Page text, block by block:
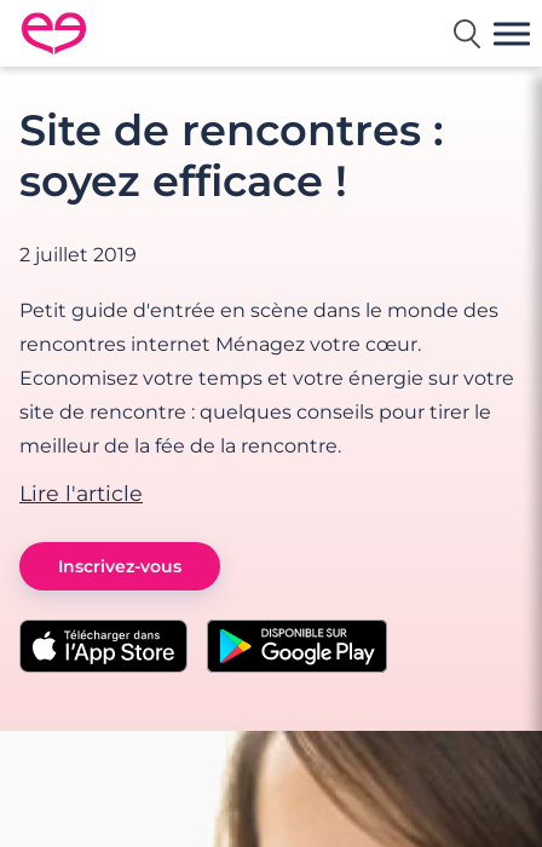
Rencontre en France avec Meetic
Site de rencontres :
soyez efficace !
2 juillet 2019
Petit guide d'entrée en scène dans le monde des
rencontres internet Ménagez votre cœur.
Economisez votre temps et votre énergie sur votre
site de rencontre : quelques conseils pour tirer le
meilleur de la fée de la rencontre.
Lire l'article
Inscrivez-vous